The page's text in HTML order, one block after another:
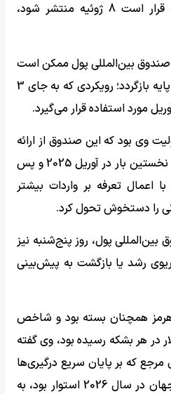
پیش‌بینی جدید صندوق که قرار است 8 ژوئیه منتشر شود،
صندوق بین‌المللی پول ممکن است
بار دیگر به انتشار پیش‌بینی پایه بازگردد؛ رویکردی که به جای 3
مورد استفاده قرار می‌گیرد.
وی بود که این صندوق از ارائه
پیش‌بینی پایه صرف‌نظر کرد. نخستین بار در آوریل 2025 و پس
اعمال تعرفه بر واردات بیشتر
را دستخوش تحول کرد.
پول، روز پنج‌شنبه نیز
ادامه انتشار 3 سناریوی رشد یا بازگشت به پیش‌بینی
هرمز همچنان بسته بود و شاخص
نفت به بیش از 100 دلار در هر بشکه رسیده بود، وی گفته
مرجع که بر پایان سریع درگیری‌ها
و رشد 3٫1 درصدی اقتصاد جهان در سال 2026 استوار بود، به